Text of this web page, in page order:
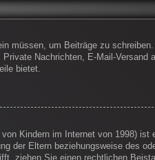
müssen, um Beiträge zu
Nachrichten, E-Mail-Versand
bietet.
Kindern im Internet von 1998) ist
der Eltern beziehungsweise des
ziehen Sie einen rechtlichen